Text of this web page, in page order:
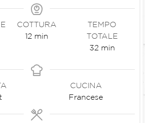
COTTURA
12 min
TEMPO
TOTALE
32 min
CUCINA
Francese